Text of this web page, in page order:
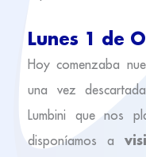
Lunes 1 de
Hoy comenzaba
una vez
Lumbini que nos
disponíamos a